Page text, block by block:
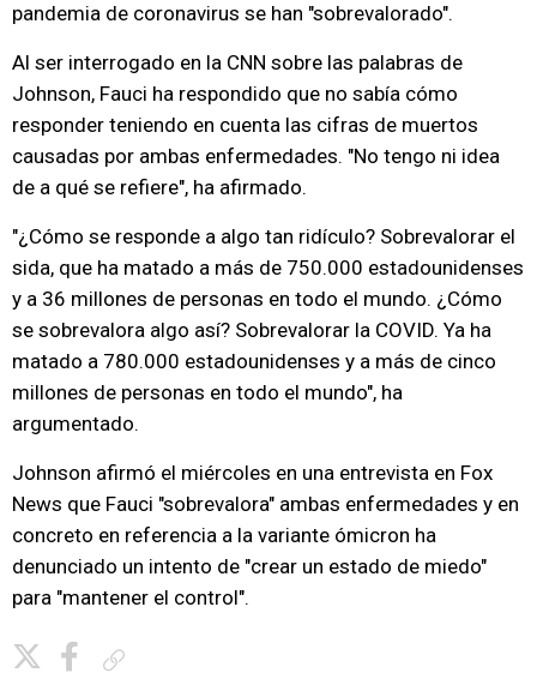
pandemia de coronavirus se han "sobrevalorado".
Al ser interrogado en la CNN sobre las palabras de
Johnson, Fauci ha respondido que no sabía cómo
responder teniendo en cuenta las cifras de muertos
causadas por ambas enfermedades. "No tengo ni idea
de a qué se refiere", ha afirmado.
"¿Cómo se responde a algo tan ridículo? Sobrevalorar el
sida, que ha matado a más de 750.000 estadounidenses
y a 36 millones de personas en todo el mundo. ¿Cómo
se sobrevalora algo así? Sobrevalorar la COVID. Ya ha
matado a 780.000 estadounidenses y a más de cinco
millones de personas en todo el mundo", ha
argumentado.
Johnson afirmó el miércoles en una entrevista en Fox
News que Fauci "sobrevalora" ambas enfermedades y en
concreto en referencia a la variante ómicron ha
denunciado un intento de "crear un estado de miedo"
para "mantener el control".